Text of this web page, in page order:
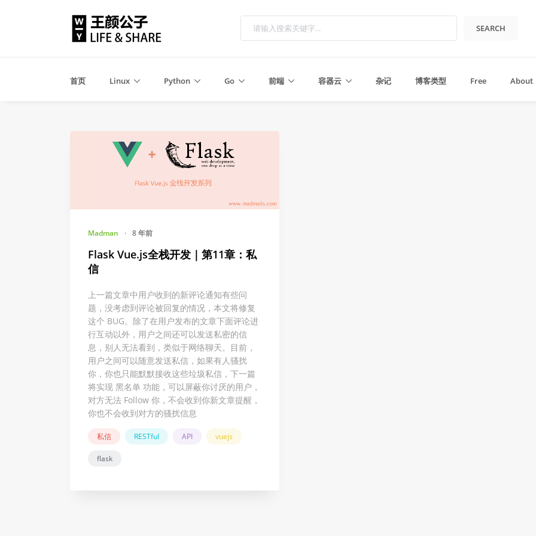
SEARCH
首页 Linux Python Go 前端 容器云 杂记 博客类型 Free About
Madman · 8 年前
Flask Vue.js全栈开发｜第11章：私
信
上一篇文章中用户收到的新评论通知有些问
题，没考虑到评论被回复的情况，本文将修复
这个 BUG。除了在用户发布的文章下面评论进
行互动以外，用户之间还可以发送私密的信
息，别人无法看到，类似于网络聊天。目前，
用户之间可以随意发送私信，如果有人骚扰
你，你也只能默默接收这些垃圾私信，下一篇
将实现 黑名单 功能，可以屏蔽你讨厌的用户，
对方无法 Follow 你，不会收到你新文章提醒，
你也不会收到对方的骚扰信息
私信 RESTful API vuejs
flask